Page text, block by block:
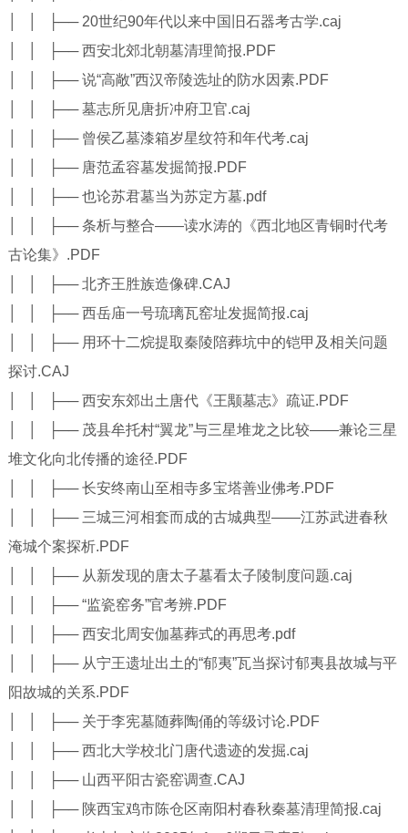
│ │ ├── 20世纪90年代以来中国旧石器考古学.caj
│ │ ├── 西安北郊北朝墓清理简报.PDF
│ │ ├── 说“高敞”西汉帝陵选址的防水因素.PDF
│ │ ├── 墓志所见唐折冲府卫官.caj
│ │ ├── 曾侯乙墓漆箱岁星纹符和年代考.caj
│ │ ├── 唐范孟容墓发掘简报.PDF
│ │ ├── 也论苏君墓当为苏定方墓.pdf
│ │ ├── 条析与整合——读水涛的《西北地区青铜时代考
古论集》.PDF
│ │ ├── 北齐王胜族造像碑.CAJ
│ │ ├── 西岳庙一号琉璃瓦窑址发掘简报.caj
│ │ ├── 用环十二烷提取秦陵陪葬坑中的铠甲及相关问题
探讨.CAJ
│ │ ├── 西安东郊出土唐代《王颙墓志》疏证.PDF
│ │ ├── 茂县牟托村“翼龙”与三星堆龙之比较——兼论三星
堆文化向北传播的途径.PDF
│ │ ├── 长安终南山至相寺多宝塔善业佛考.PDF
│ │ ├── 三城三河相套而成的古城典型——江苏武进春秋
淹城个案探析.PDF
│ │ ├── 从新发现的唐太子墓看太子陵制度问题.caj
│ │ ├── “监瓷窑务”官考辨.PDF
│ │ ├── 西安北周安伽墓葬式的再思考.pdf
│ │ ├── 从宁王遗址出土的“郁夷”瓦当探讨郁夷县故城与平
阳故城的关系.PDF
│ │ ├── 关于李宪墓随葬陶俑的等级讨论.PDF
│ │ ├── 西北大学校北门唐代遗迹的发掘.caj
│ │ ├── 山西平阳古瓷窑调查.CAJ
│ │ ├── 陕西宝鸡市陈仓区南阳村春秋秦墓清理简报.caj